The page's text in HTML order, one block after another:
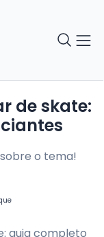
de skate:
o tema!